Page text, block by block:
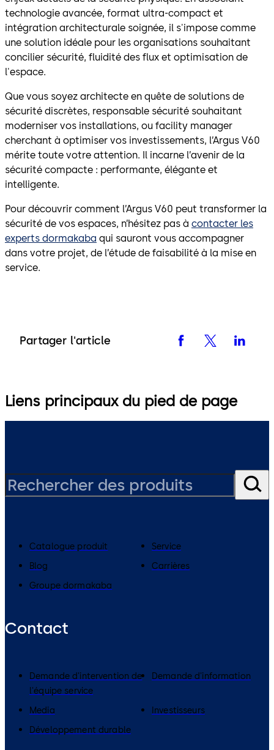
technologie avancée, format ultra-compact et
intégration architecturale soignée, il s'impose comme
une solution idéale pour les organisations souhaitant
concilier sécurité, fluidité des flux et optimisation de
l'espace.
Que vous soyez architecte en quête de solutions de
sécurité discrètes, responsable sécurité souhaitant
moderniser vos installations, ou facility manager
cherchant à optimiser vos investissements, l’Argus V60
mérite toute votre attention. Il incarne l’avenir de la
sécurité compacte : performante, élégante et
intelligente.
Pour découvrir comment l’Argus V60 peut transformer la
sécurité de vos espaces, n’hésitez pas à contacter les
experts dormakaba qui sauront vous accompagner
dans votre projet, de l’étude de faisabilité à la mise en
service.
Partager l'article
Liens principaux du pied de page
Catalogue produit
Service
Blog
Carrières
Groupe dormakaba
Contact
Demande d'intervention de
l'équipe service
Demande d'information
Media
Investisseurs
Développement durable